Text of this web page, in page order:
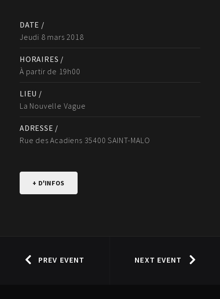
DATE /
Jeudi 8 mars 2018
HORAIRES /
À partir de 19h00
LIEU /
La Nouvelle Vague
ADRESSE /
Rue des Acadiens 35400 SAINT-MALO
+ D'INFOS
PREV EVENT NEXT EVENT